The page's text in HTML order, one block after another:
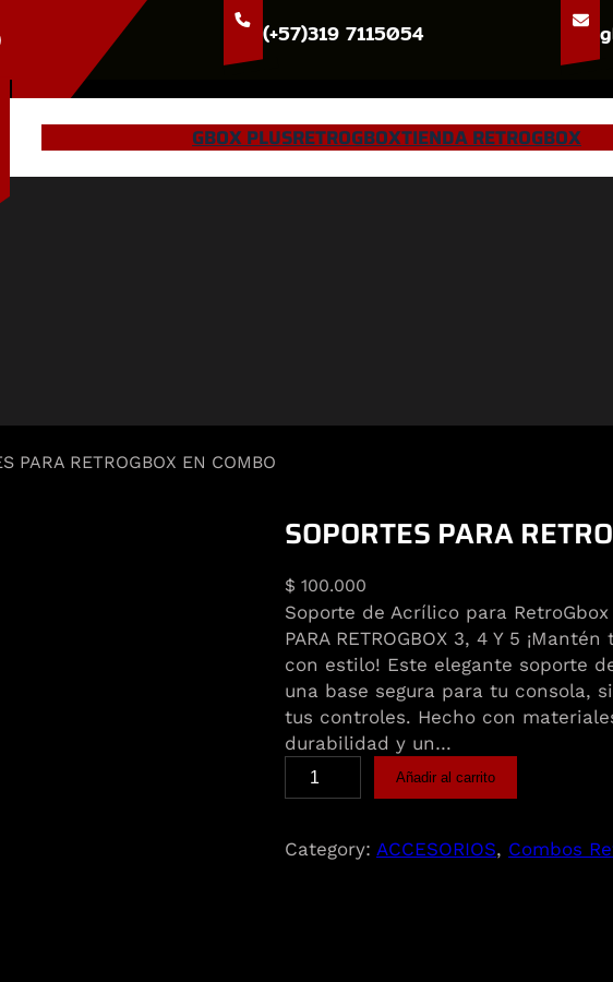
(+57)319 7115054
GBOX PLUSRETROGBOXTIENDA RETROGBOX
PARA RETROGBOX EN COMBO
SOPORTES PARA
$ 100.000
Soporte de Acrílico para
PARA RETROGBOX 3, 4 Y 5
con estilo! Este elegante soporte
una base segura para tu consola,
tus controles. Hecho con
durabilidad y un…
Añadir al carrito
Category: ACCESORIOS, Combos